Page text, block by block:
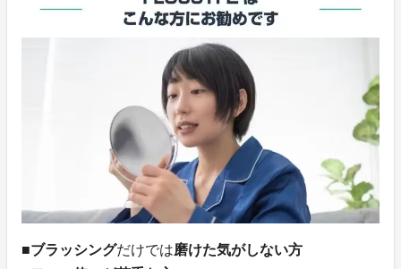
■ブラッシングだけでは磨けた気がしない方